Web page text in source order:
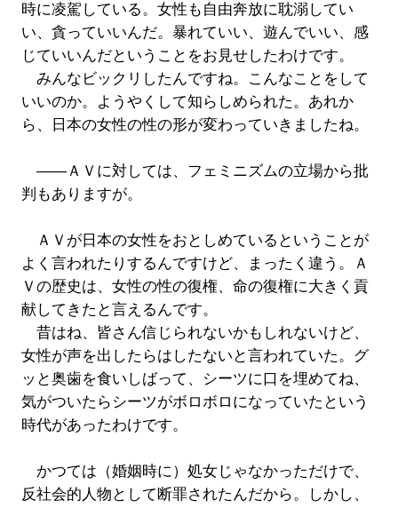
時に凌駕している。女性も自由奔放に耽溺してい
い、貪っていいんだ。暴れていい、遊んでいい、感
じていいんだということをお見せしたわけです。
みんなビックリしたんですね。こんなことをして
いいのか。ようやくして知らしめられた。あれか
ら、日本の女性の性の形が変わっていきましたね。
――ＡＶに対しては、フェミニズムの立場から批
判もありますが。
ＡＶが日本の女性をおとしめているということが
よく言われたりするんですけど、まったく違う。Ａ
Ｖの歴史は、女性の性の復権、命の復権に大きく貢
献してきたと言えるんです。
昔はね、皆さん信じられないかもしれないけど、
女性が声を出したらはしたないと言われていた。グ
ッと奥歯を食いしばって、シーツに口を埋めてね、
気がついたらシーツがボロボロになっていたという
時代があったわけです。
かつては（婚姻時に）処女じゃなかっただけで、
反社会的人物として断罪されたんだから。しかし、